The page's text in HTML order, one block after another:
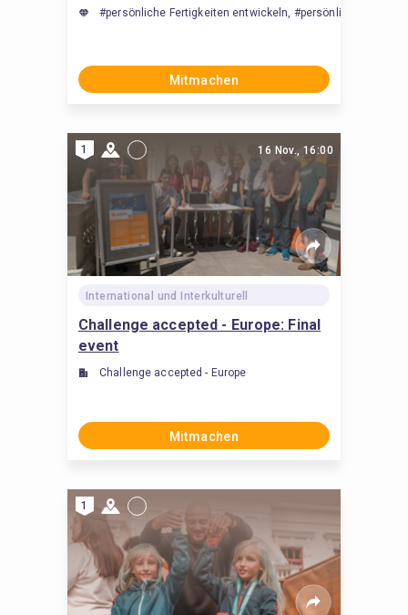
#persönliche Fertigkeiten entwickeln, #persönliche
Mitmachen
1 16 Nov., 16:00
International und Interkulturell
Challenge accepted - Europe: Final
event
Challenge accepted - Europe
Mitmachen
1